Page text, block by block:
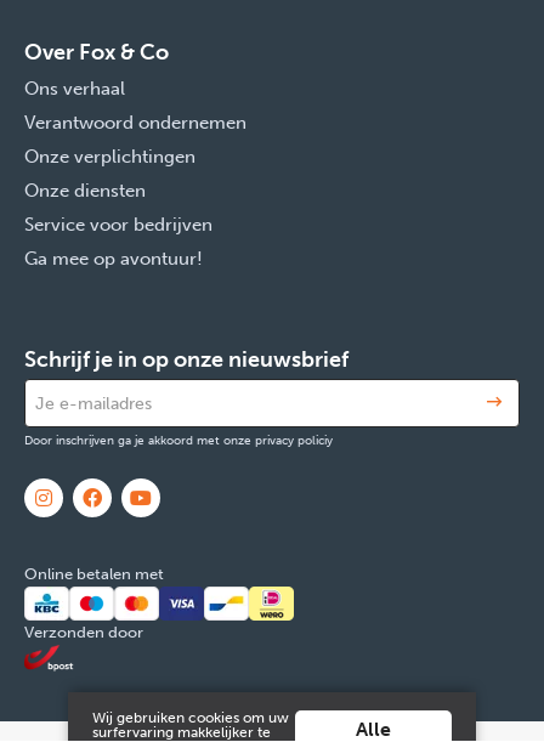
Over Fox & Co
Ons verhaal
Verantwoord ondernemen
Onze verplichtingen
Onze diensten
Service voor bedrijven
Ga mee op avontuur!
Schrijf je in op onze nieuwsbrief
Door inschrijven ga je akkoord met onze privacy policiy
Online betalen met
Verzonden door
Wij gebruiken cookies om uw
surfervaring makkelijker te
Alle